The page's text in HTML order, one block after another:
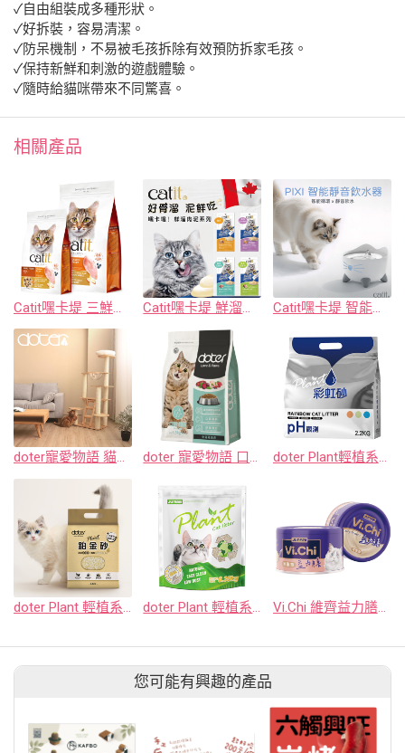
✓自由組裝成多種形狀。
✓好拆裝，容易清潔。
✓防呆機制，不易被毛孩拆除有效預防拆家毛孩。
✓保持新鮮和刺激的遊戲體驗。
✓隨時給貓咪帶來不同驚喜。
相關產品
Catit嘿卡堤 三鮮凍乾糧 Catit嘿卡堤 鮮溜肉泥 Catit嘿卡堤 智能靜音飲水器2.5L系列
doter寵愛物語 貓跳台 doter 寵愛物語 口腔貓飼料 doter Plant輕植系彩虹砂 2.2KG
Vi.Chi 維齊益力膳貓餐罐-雞肉南瓜80g
您可能有興趣的產品